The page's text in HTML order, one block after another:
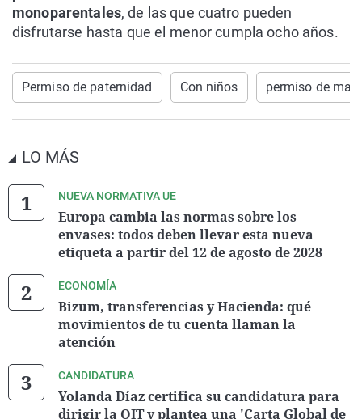
monoparentales, de las que cuatro pueden
disfrutarse hasta que el menor cumpla ocho años.
Permiso de paternidad Con niños permiso de
LO MÁS
NUEVA NORMATIVA UE
Europa cambia las normas sobre los
envases: todos deben llevar esta nueva
etiqueta a partir del 12 de agosto de 2028
ECONOMÍA
Bizum, transferencias y Hacienda: qué
movimientos de tu cuenta llaman la
atención
CANDIDATURA
Yolanda Díaz certifica su candidatura para
dirigir la OIT y plantea una 'Carta Global de